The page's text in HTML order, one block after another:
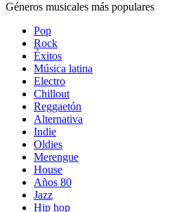
Géneros musicales más populares
Pop
Rock
Éxitos
Música latina
Electro
Chillout
Reggaetón
Alternativa
Indie
Oldies
Merengue
House
Años 80
Jazz
Hip hop